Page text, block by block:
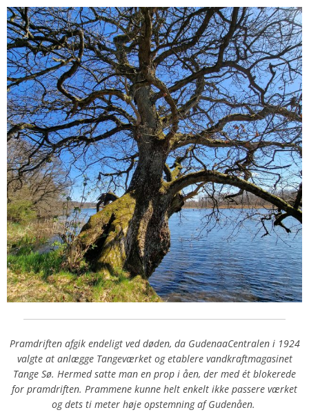
Pramdriften afgik endeligt ved døden, da GudenaaCentralen i 1924
valgte at anlægge Tangeværket og etablere vandkraftmagasinet
Tange Sø. Hermed satte man en prop i åen, der med ét blokerede
for pramdriften. Prammene kunne helt enkelt ikke passere værket
og dets ti meter høje opstemning af Gudenåen.